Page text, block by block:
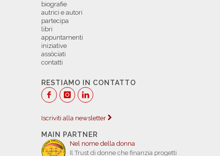
biografie
autrici e autori
partecipa
libri
appuntamenti
iniziative
assòciati
contatti
RESTIAMO IN CONTATTO
Iscriviti alla newsletter
MAIN PARTNER
Nel nome della donna
Il Trust di donne che finanzia progetti